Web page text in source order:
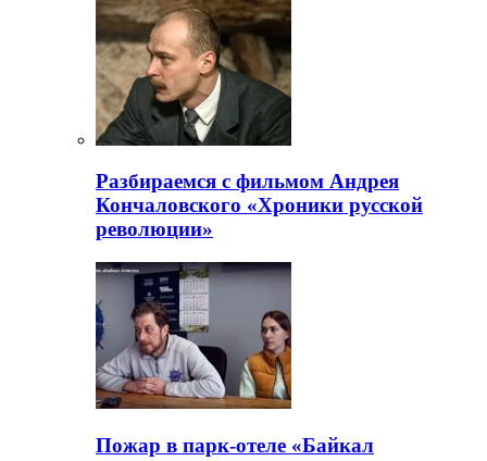
Разбираемся с фильмом Андрея
Кончаловского «Хроники русской
революции»
Пожар в парк-отеле «Байкал